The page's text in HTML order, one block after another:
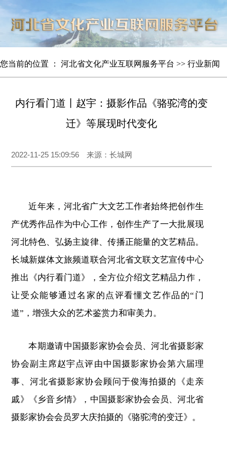
您当前的位置 ： 河北省文化产业互联网服务平台 >> 行业新闻
内行看门道丨赵宇：摄影作品《骆驼湾的变
迁》等展现时代变化
2022-11-25 15:09:56 来源：长城网
近年来，河北省广大文艺工作者始终把创作生
产优秀作品作为中心工作，创作生产了一大批展现
河北特色、弘扬主旋律、传播正能量的文艺精品。
长城新媒体文旅频道联合河北省文联文艺宣传中心
推出《内行看门道》，全方位介绍文艺精品力作，
让受众能够通过名家的点评看懂文艺作品的“门
道”，增强大众的艺术鉴赏力和审美力。
本期邀请中国摄影家协会会员、河北省摄影家
协会副主席赵宇点评由中国摄影家协会第六届理
事、河北省摄影家协会顾问于俊海拍摄的《走亲
戚》《乡音乡情》，中国摄影家协会会员、河北省
摄影家协会会员罗大庆拍摄的《骆驼湾的变迁》。